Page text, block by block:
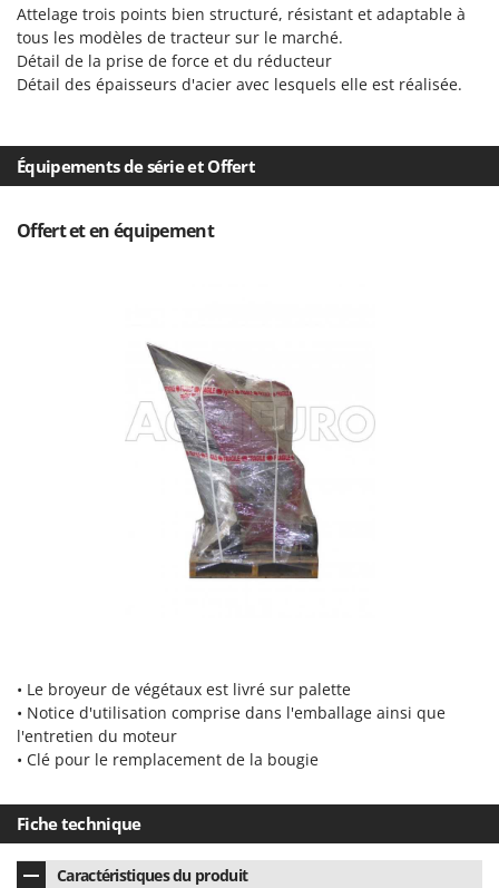
Troy-Bilt
U
Udor
V
Verdemax
Volpi
Wiper EcoRobot
Wolf Garten
ZGrills
Zodiac
Zomax
Attelage trois points bien structuré, résistant et adaptable à
tous les modèles de tracteur sur le marché.
Détail de la prise de force et du réducteur
Détail des épaisseurs d'acier avec lesquels elle est réalisée.
Équipements de série et Offert
Offert et en équipement
• Le broyeur de végétaux est livré sur palette
• Notice d'utilisation comprise dans l'emballage ainsi que
l'entretien du moteur
• Clé pour le remplacement de la bougie
Fiche technique
Caractéristiques du produit